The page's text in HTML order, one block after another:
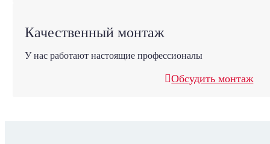
Качественный монтаж
У нас работают настоящие профессионалы
Обсудить монтаж